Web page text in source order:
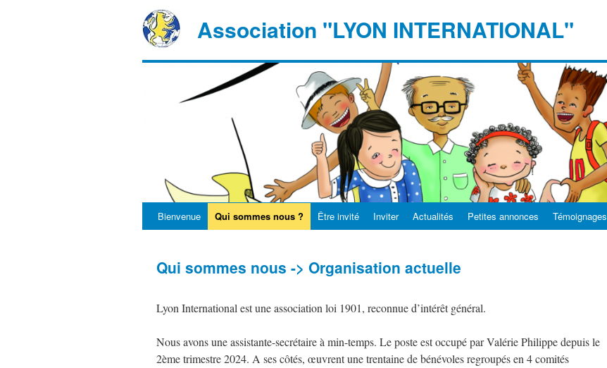
Association "LYON INTERNATIONAL"
Bienvenue Qui sommes nous ? Être invité Inviter Actualités Petites annonces Témoignages
Qui sommes nous -> Organisation actuelle
Lyon International est une association loi 1901, reconnue d’intérêt général.
Nous avons une assistante-secrétaire à min-temps. Le poste est occupé par Valérie Philippe depuis le
2ème trimestre 2024. A ses côtés, œuvrent une trentaine de bénévoles regroupés en 4 comités